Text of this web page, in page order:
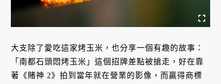
大支除了愛吃這家烤玉米，也分享一個有趣的故事：
「南都石頭悶烤玉米」這個招牌差點被搶走，好在靠
著《賭神 2》拍到當年就在營業的影像，而贏得商標